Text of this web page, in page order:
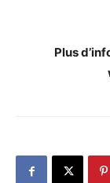
Plus